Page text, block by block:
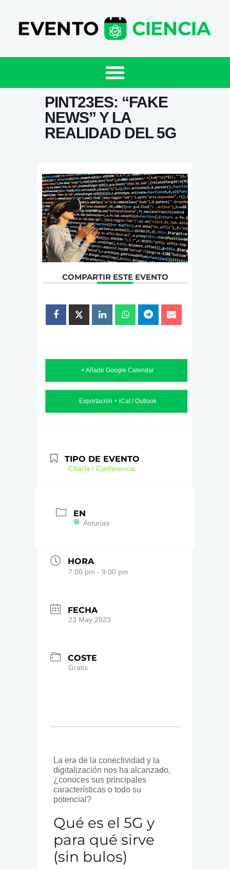
PINT23ES: “FAKE
NEWS” Y LA
REALIDAD DEL 5G
COMPARTIR ESTE EVENTO
+ Añadir Google Calendar
Exportación + iCal / Outlook
TIPO DE EVENTO
Charla / Conferencia
EN
Asturias
HORA
7:00 pm - 9:00 pm
FECHA
23 May 2023
COSTE
Gratis
La era de la conectividad y la
digitalización nos ha alcanzado,
¿conoces sus principales
características o todo su
potencial?
Qué es el 5G y
para qué sirve
(sin bulos)